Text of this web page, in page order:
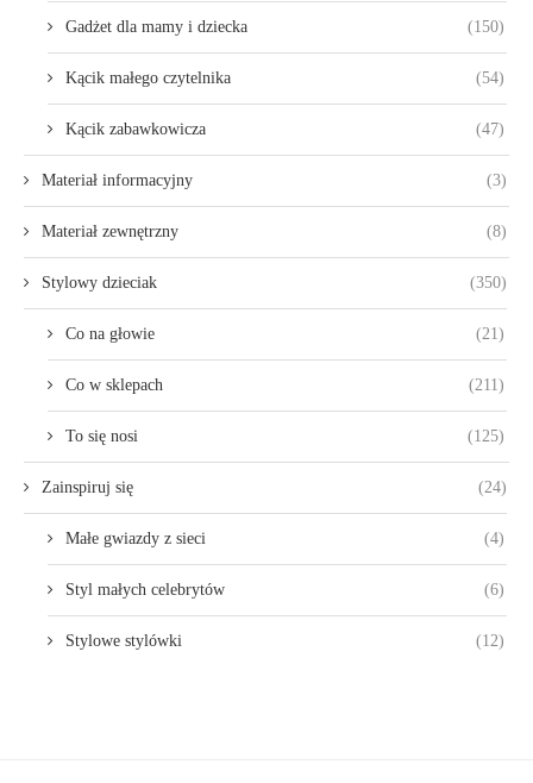
Gadżet dla mamy i dziecka (150)
Kącik małego czytelnika (54)
Kącik zabawkowicza (47)
Materiał informacyjny (3)
Materiał zewnętrzny (8)
Stylowy dzieciak (350)
Co na głowie (21)
Co w sklepach (211)
To się nosi (125)
Zainspiruj się (24)
Małe gwiazdy z sieci (4)
Styl małych celebrytów (6)
Stylowe stylówki (12)